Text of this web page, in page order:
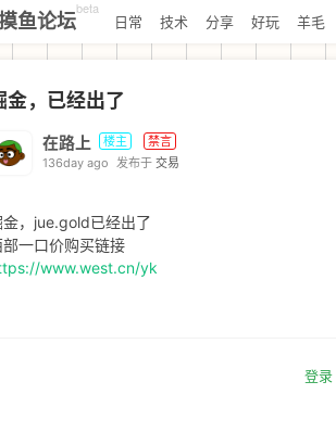
鱼论坛
beta
日常 技术 分享 好玩 羊毛
金，已经出了
在路上 楼主
禁言
136day ago
发布于 交易
金，jue.gold已经出了
部一口价购买链接
www.west.cn/yk
登录